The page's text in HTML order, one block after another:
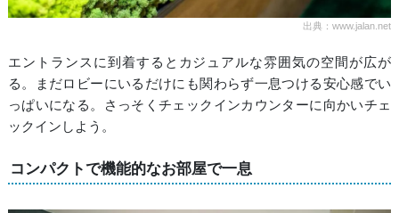
出典：www.jalan.net
エントランスに到着するとカジュアルな雰囲気の空間が広が
る。まだロビーにいるだけにも関わらず一息つける安心感でい
っぱいになる。さっそくチェックインカウンターに向かいチェ
ックインしよう。
コンパクトで機能的なお部屋で一息